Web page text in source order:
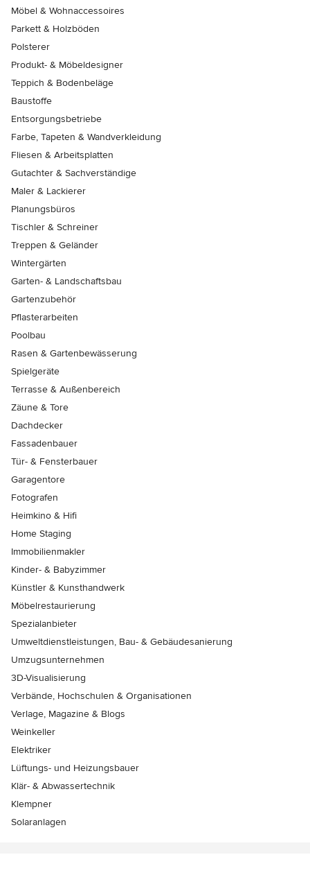
Möbel & Wohnaccessoires
Parkett & Holzböden
Polsterer
Produkt- & Möbeldesigner
Teppich & Bodenbeläge
Baustoffe
Entsorgungsbetriebe
Farbe, Tapeten & Wandverkleidung
Fliesen & Arbeitsplatten
Gutachter & Sachverständige
Maler & Lackierer
Planungsbüros
Tischler & Schreiner
Treppen & Geländer
Wintergärten
Garten- & Landschaftsbau
Gartenzubehör
Pflasterarbeiten
Poolbau
Rasen & Gartenbewässerung
Spielgeräte
Terrasse & Außenbereich
Zäune & Tore
Dachdecker
Fassadenbauer
Tür- & Fensterbauer
Garagentore
Fotografen
Heimkino & Hifi
Home Staging
Immobilienmakler
Kinder- & Babyzimmer
Künstler & Kunsthandwerk
Möbelrestaurierung
Spezialanbieter
Umweltdienstleistungen, Bau- & Gebäudesanierung
Umzugsunternehmen
3D-Visualisierung
Verbände, Hochschulen & Organisationen
Verlage, Magazine & Blogs
Weinkeller
Elektriker
Lüftungs- und Heizungsbauer
Klär- & Abwassertechnik
Klempner
Solaranlagen